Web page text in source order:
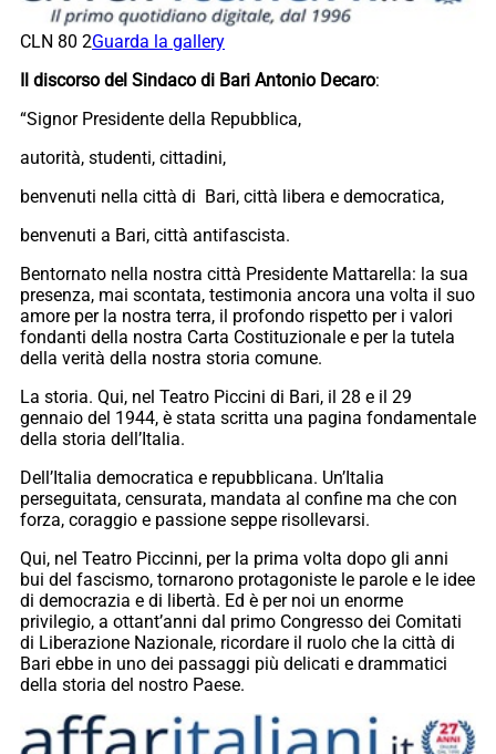
CLN 80 2Guarda la gallery
Il discorso del Sindaco di Bari Antonio Decaro:
“Signor Presidente della Repubblica,
autorità, studenti, cittadini,
benvenuti nella città di Bari, città libera e democratica,
benvenuti a Bari, città antifascista.
Bentornato nella nostra città Presidente Mattarella: la sua
presenza, mai scontata, testimonia ancora una volta il suo
amore per la nostra terra, il profondo rispetto per i valori
fondanti della nostra Carta Costituzionale e per la tutela
della verità della nostra storia comune.
La storia. Qui, nel Teatro Piccini di Bari, il 28 e il 29
gennaio del 1944, è stata scritta una pagina fondamentale
della storia dell’Italia.
Dell’Italia democratica e repubblicana. Un’Italia
perseguitata, censurata, mandata al confine ma che con
forza, coraggio e passione seppe risollevarsi.
Qui, nel Teatro Piccinni, per la prima volta dopo gli anni
bui del fascismo, tornarono protagoniste le parole e le idee
di democrazia e di libertà. Ed è per noi un enorme
privilegio, a ottant’anni dal primo Congresso dei Comitati
di Liberazione Nazionale, ricordare il ruolo che la città di
Bari ebbe in uno dei passaggi più delicati e drammatici
della storia del nostro Paese.